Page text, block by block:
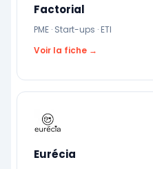
Factorial
PME · Start-ups · ETI
Voir la fiche →
Eurécia